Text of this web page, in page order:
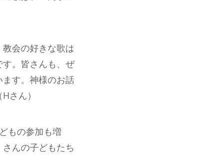
会の好きな歌は
す。皆さんも、ぜ
す。神様のお話
さん）
もの参加も増
んの子どもたち